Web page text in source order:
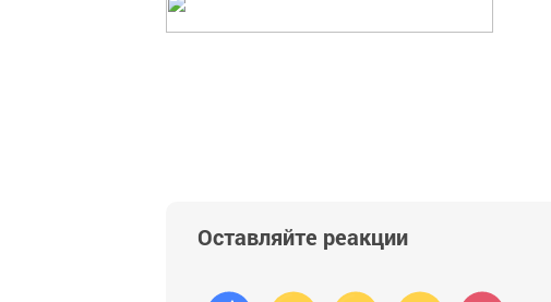
Оставляйте реакции